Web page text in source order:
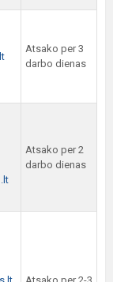
Atsako per 3
darbo dienas
Atsako per 2
darbo dienas